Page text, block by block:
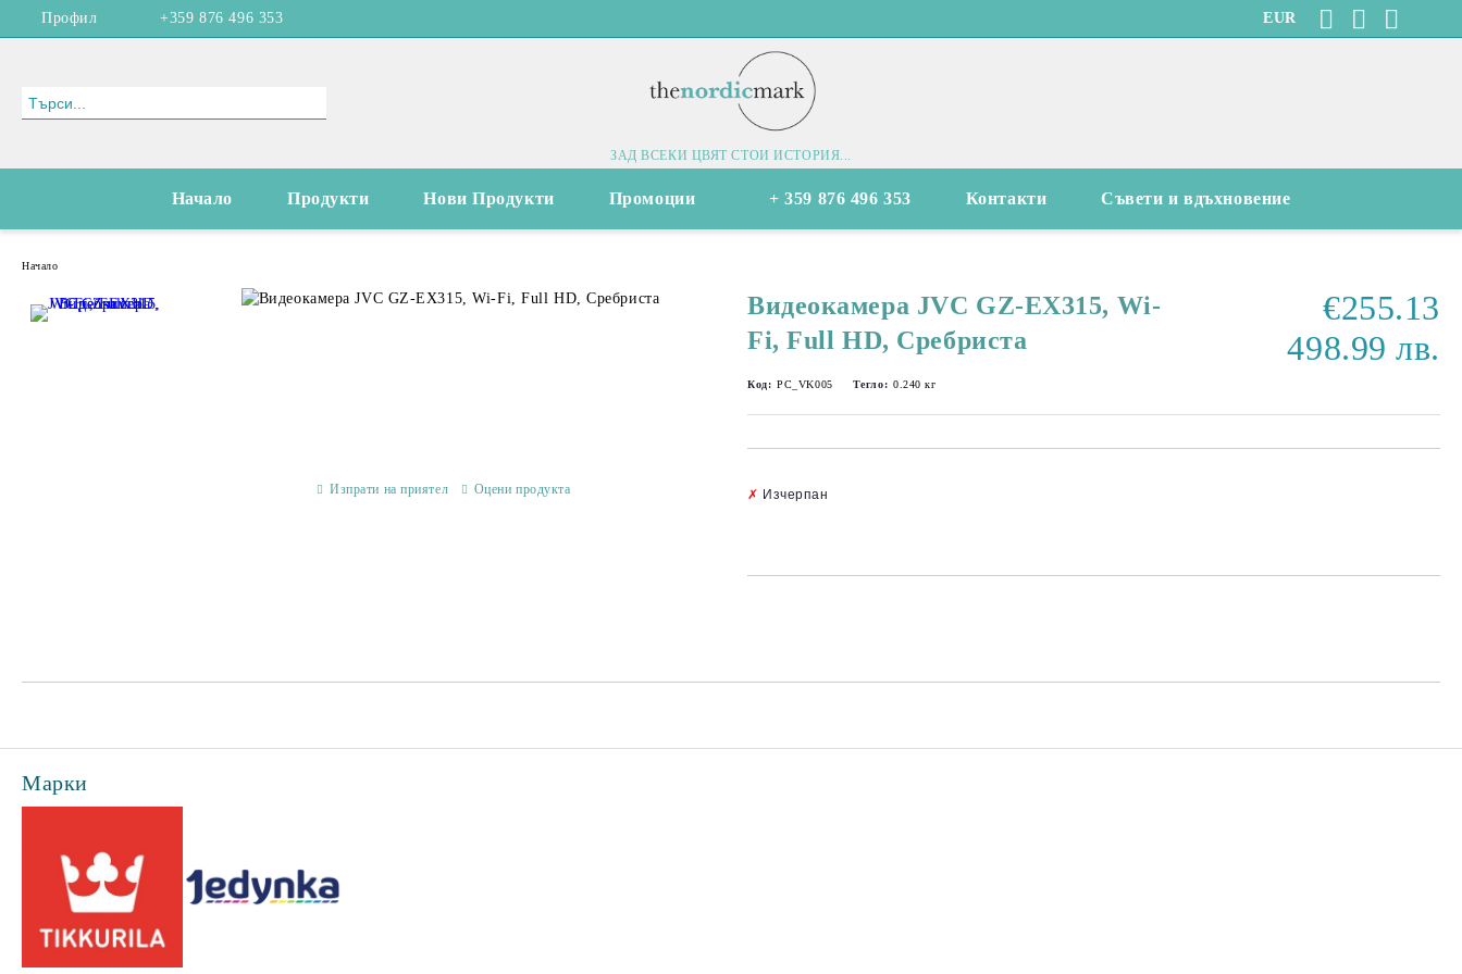
Профил +359 876 496 353 EUR
ЗАД ВСЕКИ ЦВЯТ СТОИ ИСТОРИЯ...
Начало Продукти Нови Продукти Промоции + 359 876 496 353 Контакти Съвети и вдъхновение
Начало
Видеокамера JVC GZ-EX315, Wi-
Fi, Full HD, Сребриста
€255.13
498.99 лв.
Код: PC_VK005 Тегло: 0.240 кг
✗ Изчерпан
Изпрати на приятел Оцени продукта
Марки